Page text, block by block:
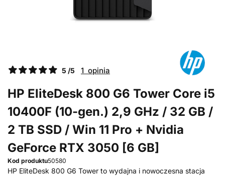
5 /5 1 opinia
HP EliteDesk 800 G6 Tower Core i5
10400F (10-gen.) 2,9 GHz / 32 GB /
2 TB SSD / Win 11 Pro + Nvidia
GeForce RTX 3050 [6 GB]
Kod produktu50580
HP EliteDesk 800 G6 Tower to wydajna i nowoczesna stacja